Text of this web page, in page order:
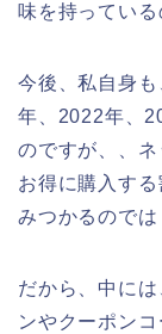
味を持っている
今後、私自身
年、2022年、
のですが、、
お得に購入す
みつかるのでは
だから、中に
ンやクーポン